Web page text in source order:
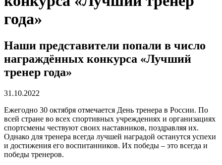
года»
Наши представители попали в число
награждённых конкурса «Лучший
тренер года»
31.10.2022
Ежегодно 30 октября отмечается День тренера в России. По
всей стране во всех спортивных учреждениях и организациях
спортсмены чествуют своих наставников, поздравляя их.
Однако для тренера всегда лучшей наградой останутся успехи
и достижения его воспитанников. Их победы – это всегда и
победы тренеров.